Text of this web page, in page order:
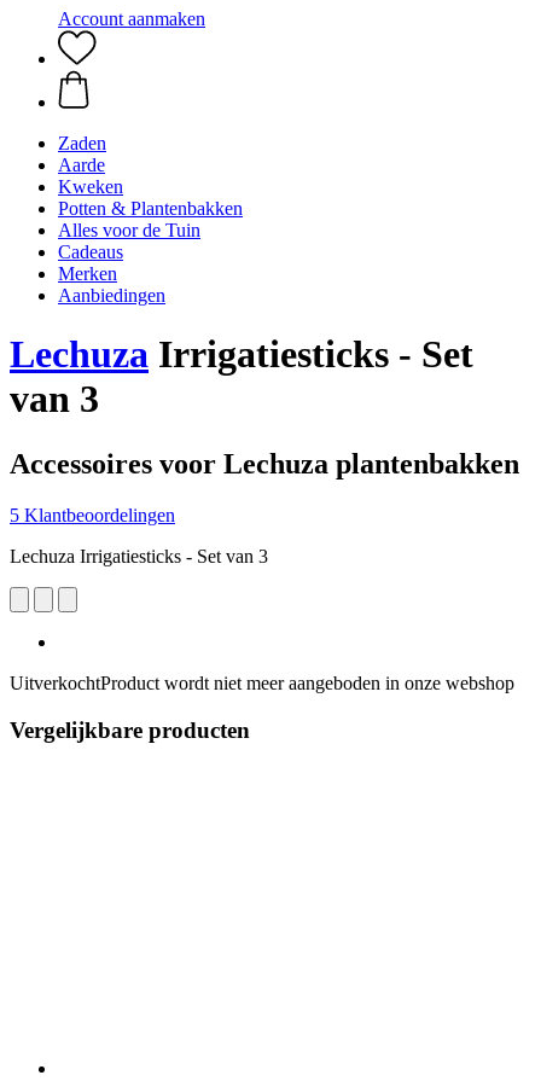
Account aanmaken
Zaden
Aarde
Kweken
Potten & Plantenbakken
Alles voor de Tuin
Cadeaus
Merken
Aanbiedingen
Lechuza Irrigatiesticks - Set
van 3
Accessoires voor Lechuza plantenbakken
5 Klantbeoordelingen
Lechuza Irrigatiesticks - Set van 3
UitverkochtProduct wordt niet meer aangeboden in onze webshop
Vergelijkbare producten